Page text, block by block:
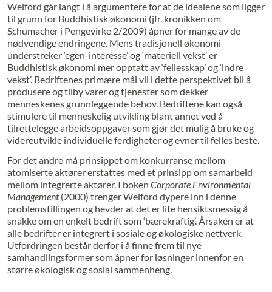
Welford går langt i å argumentere for at de idealene som ligger
til grunn for Buddhistisk økonomi (jfr. kronikken om
Schumacher i Pengevirke 2/2009) åpner for mange av de
nødvendige endringene. Mens tradisjonell økonomi
understreker ‘egen-interesse’ og ‘materiell vekst’ er
Buddhistisk økonomi mer opptatt av ‘fellesskap’ og ‘indre
vekst’. Bedriftenes primære mål vil i dette perspektivet bli å
produsere og tilby varer og tjenester som dekker
menneskenes grunnleggende behov. Bedriftene kan også
stimulere til menneskelig utvikling blant annet ved å
tilrettelegge arbeidsoppgaver som gjør det mulig å bruke og
videreutvikle individuelle ferdigheter og evner til felles beste.
For det andre må prinsippet om konkurranse mellom
atomiserte aktører erstattes med et prinsipp om samarbeid
mellom integrerte aktører. I boken Corporate Environmental
Management(2000) trenger Welford dypere inn i denne
problemstillingen og hevder at det er lite hensiktsmessig å
snakke om en enkelt bedrift som ‘bærekraftig’. Årsaken er at
alle bedrifter er integrert i sosiale og økologiske nettverk.
Utfordringen består derfor i å finne frem til nye
samhandlingsformer som åpner for løsninger innenfor en
større økologisk og sosial sammenheng.